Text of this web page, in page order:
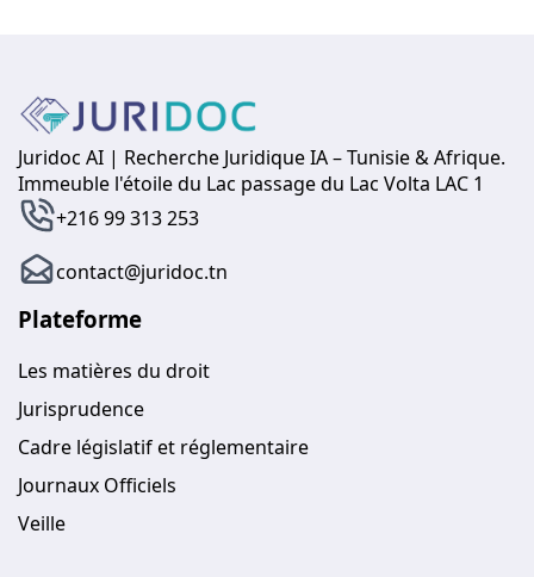
Juridoc AI | Recherche Juridique IA – Tunisie & Afrique.
Immeuble l'étoile du Lac passage du Lac Volta LAC 1
+216 99 313 253
contact@juridoc.tn
Plateforme
Les matières du droit
Jurisprudence
Cadre législatif et réglementaire
Journaux Officiels
Veille